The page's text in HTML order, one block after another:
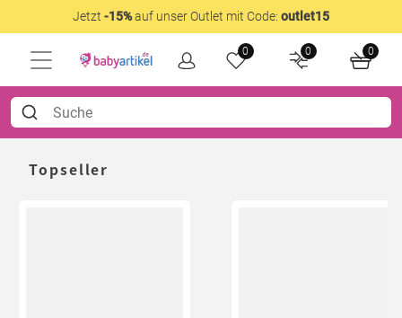
Jetzt -15%auf unser Outlet mit Code: outlet15
0 0 0
Topseller